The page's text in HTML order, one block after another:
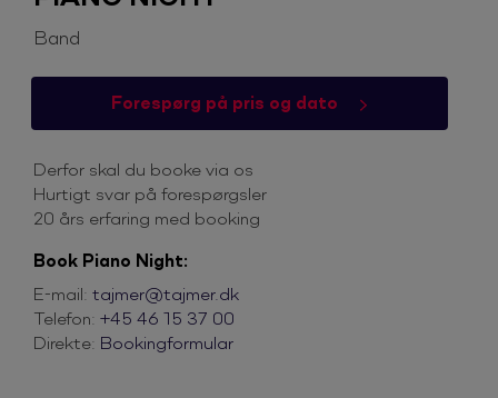
Band
Forespørg på pris og dato
Derfor skal du booke via os
Hurtigt svar på forespørgsler
20 års erfaring med booking
Book Piano Night:
E-mail: tajmer@tajmer.dk
Telefon: +45 46 15 37 00
Direkte: Bookingformular